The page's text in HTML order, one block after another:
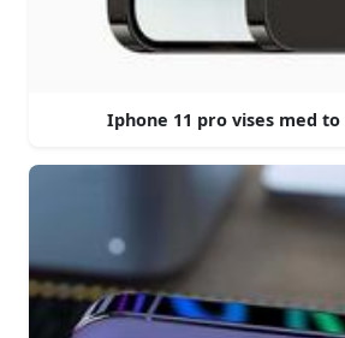
Iphone 11 pro vises med